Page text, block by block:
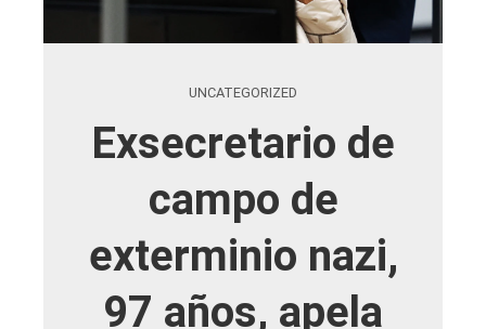
UNCATEGORIZED
Exsecretario de
campo de
exterminio nazi,
97 años, apela